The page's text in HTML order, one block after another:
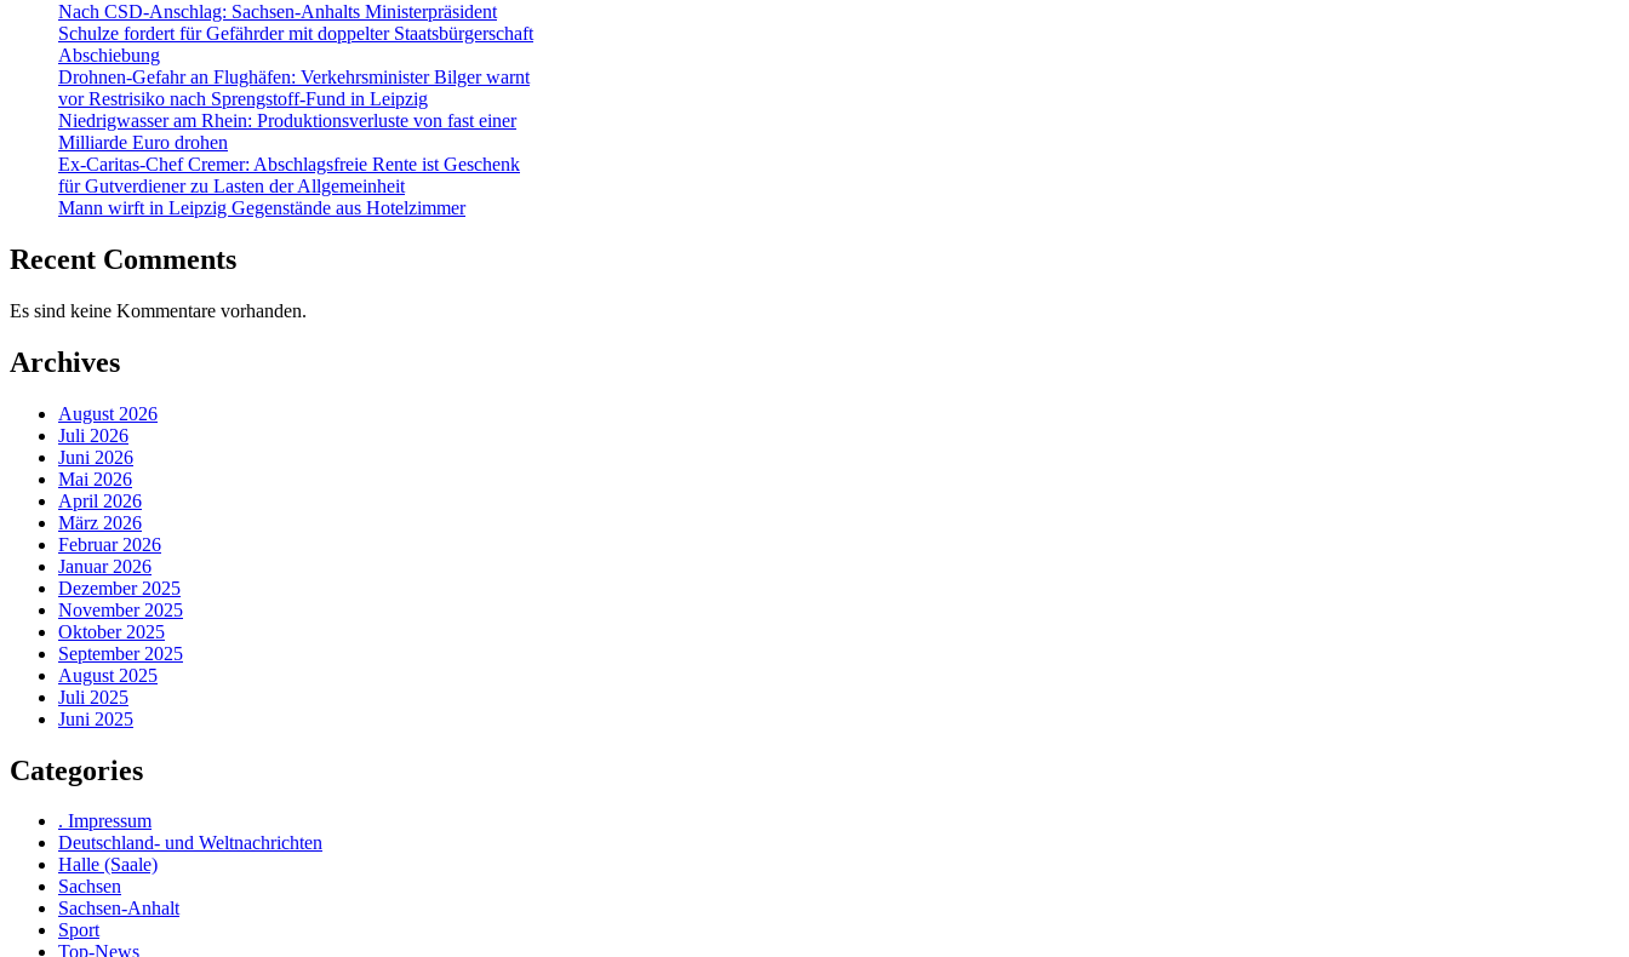
Nach CSD-Anschlag: Sachsen-Anhalts Ministerpräsident
Schulze fordert für Gefährder mit doppelter Staatsbürgerschaft
Abschiebung
Drohnen-Gefahr an Flughäfen: Verkehrsminister Bilger warnt
vor Restrisiko nach Sprengstoff-Fund in Leipzig
Niedrigwasser am Rhein: Produktionsverluste von fast einer
Milliarde Euro drohen
Ex-Caritas-Chef Cremer: Abschlagsfreie Rente ist Geschenk
für Gutverdiener zu Lasten der Allgemeinheit
Mann wirft in Leipzig Gegenstände aus Hotelzimmer
Recent Comments
Es sind keine Kommentare vorhanden.
Archives
August 2026
Juli 2026
Juni 2026
Mai 2026
April 2026
März 2026
Februar 2026
Januar 2026
Dezember 2025
November 2025
Oktober 2025
September 2025
August 2025
Juli 2025
Juni 2025
Categories
. Impressum
Deutschland- und Weltnachrichten
Halle (Saale)
Sachsen
Sachsen-Anhalt
Sport
Top-News